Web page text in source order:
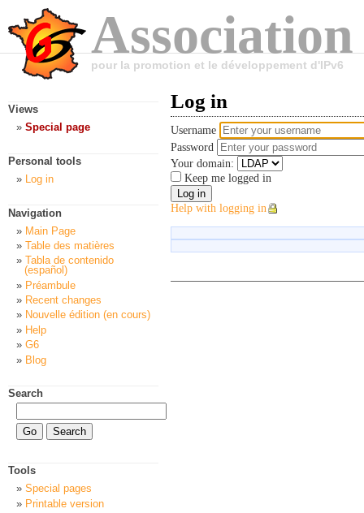
pour la promotion et le développement d'IPv6
Log in
Username
Password
Your domain:
Keep me logged in
Help with logging in
Views
Special page
Personal tools
Log in
Navigation
Main Page
Table des matières
Tabla de contenido
(español)
Préambule
Recent changes
Nouvelle édition (en cours)
Help
G6
Blog
Search
Tools
Special pages
Printable version